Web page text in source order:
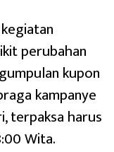
perubahan
kupon
kampanye
terpaksa harus
Wita.